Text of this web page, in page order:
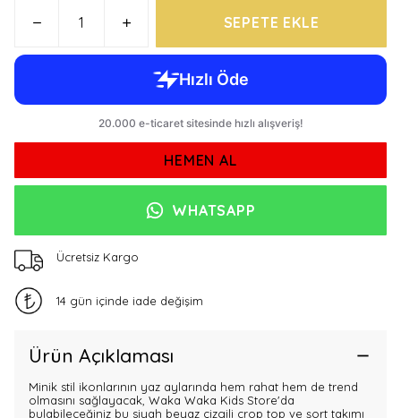
SEPETE EKLE
HEMEN AL
WHATSAPP
Ücretsiz Kargo
14 gün içinde iade değişim
Ürün Açıklaması
Minik stil ikonlarının yaz aylarında hem rahat hem de trend
olmasını sağlayacak, Waka Waka Kids Store'da
bulabileceğiniz bu siyah beyaz çizgili crop top ve şort takımı